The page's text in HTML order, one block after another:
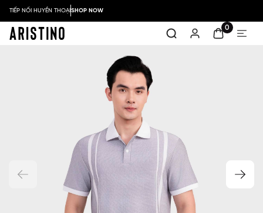
TIẾP NỐI HUYỀN THOẠISHOP NOW
0